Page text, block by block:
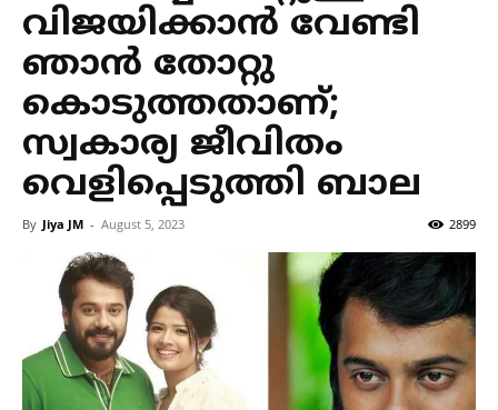
വിജയിക്കാൻ വേണ്ടി
ഞാൻ തോറ്റു
കൊടുത്തതാണ്;
സ്വകാര്യ ജീവിതം
വെളിപ്പെടുത്തി ബാല
By Jiya JM - August 5, 2023 2899